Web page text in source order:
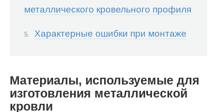
металлического кровельного профиля
Характерные ошибки при монтаже
Материалы, используемые для
изготовления металлической
кровли